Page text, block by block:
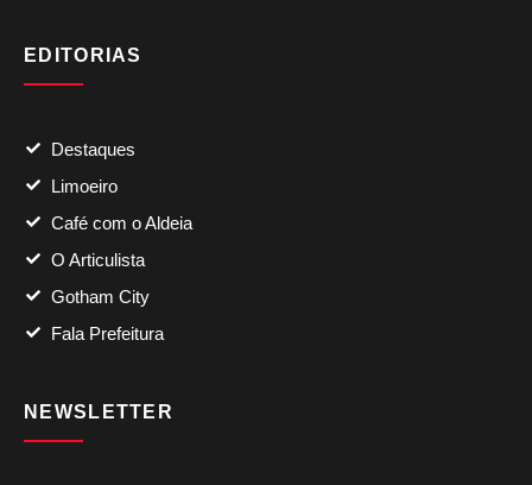
EDITORIAS
Destaques
Limoeiro
Café com o Aldeia
O Articulista
Gotham City
Fala Prefeitura
NEWSLETTER